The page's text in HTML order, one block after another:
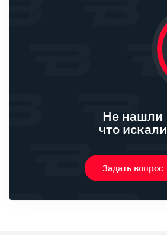
Не нашли
что искали
Задать вопрос